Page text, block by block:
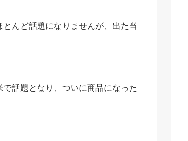
んど話題になりませんが、出た当
話題となり、ついに商品になった